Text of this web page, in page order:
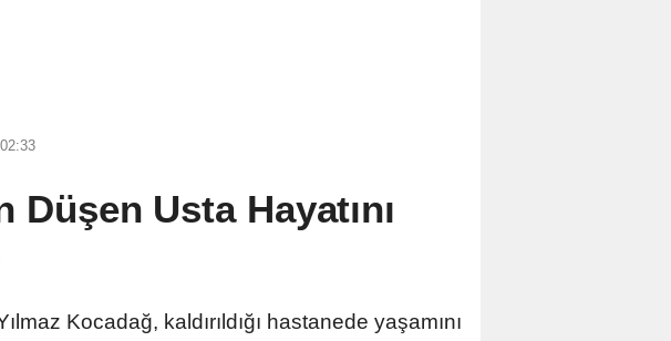
Usta Hayatını
Kocadağ, kaldırıldığı hastanede yaşamını